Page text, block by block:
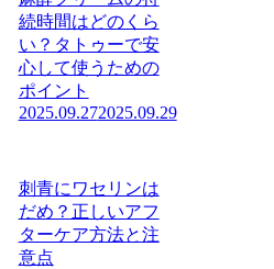
続時間はどのくら
い？タトゥーで安
心して使うための
ポイント
2025.09.272025.09.29
刺青にワセリンは
だめ？正しいアフ
ターケア方法と注
意点